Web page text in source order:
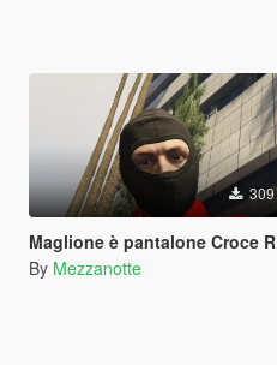
309
Maglione è pantalone Croce Rossa Italiana 1.0
By Mezzanotte